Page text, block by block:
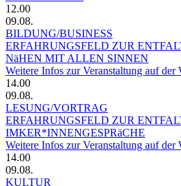
12.00
09.08.
BILDUNG/BUSINESS
ERFAHRUNGSFELD ZUR
NäHEN MIT ALLEN SINNEN
Weitere Infos zur Veranstaltung auf der
14.00
09.08.
LESUNG/VORTRAG
ERFAHRUNGSFELD ZUR
IMKER*INNENGESPRäCHE
Weitere Infos zur Veranstaltung auf der
14.00
09.08.
KULTUR